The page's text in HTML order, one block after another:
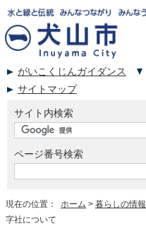
がいこくじんガイダンス
サイトマップ
サイト内検索
ページ番号検索
現在の位置： ホーム > 暮らしの情報
字社について